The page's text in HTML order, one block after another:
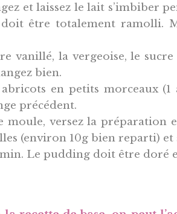
et laissez le lait s’imbiber
être totalement ramolli.
vanillé, la vergeoise, le
bien.
en petits morceaux
précédent.
moule, versez la préparation
(environ 10g bien reparti) et
Le pudding doit être doré